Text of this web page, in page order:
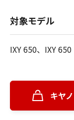
対象モデル
IXY 650、IXY
キヤ